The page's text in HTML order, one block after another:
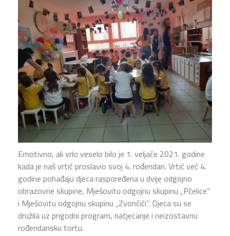
Emotivno, ali vrlo veselo bilo je 1. veljače 2021. godine
kada je naš vrtić proslavio svoj 4. rođendan. Vrtić već 4.
godine pohađaju djeca raspoređena u dvije odgojno
obrazovne skupine, Mješovitu odgojnu skupinu „Pčelice“
i Mješovitu odgojnu skupinu „Zvončići“. Djeca su se
družila uz prigodni program, natjecanje i neizostavnu
rođendansku tortu.